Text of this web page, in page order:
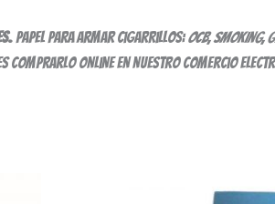
Papel para armar cigarrillos:OCB, Smoking,
comprarlo online en nuestro comercio